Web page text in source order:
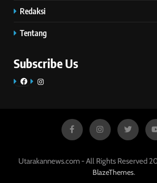
Redaksi
Tentang
Subscribe Us
FacebookInstagram
Utarakannews.com - All Rights Reserved
BlazeThemes.